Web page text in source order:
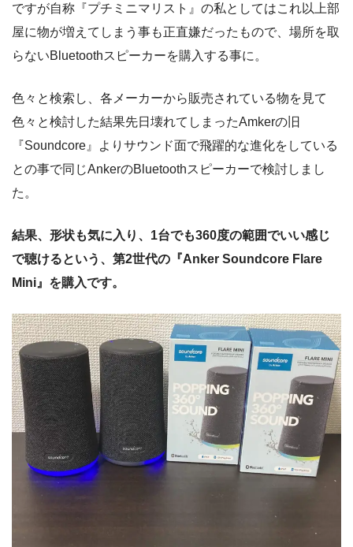
ですが自称『プチミニマリスト』の私としてはこれ以上部
屋に物が増えてしまう事も正直嫌だったもので、場所を取
らないBluetoothスピーカーを購入する事に。
色々と検索し、各メーカーから販売されている物を見て
色々と検討した結果先日壊れてしまったAmkerの旧
『Soundcore』よりサウンド面で飛躍的な進化をしている
との事で同じAnkerのBluetoothスピーカーで検討しまし
た。
結果、形状も気に入り、1台でも360度の範囲でいい感じ
で聴けるという、第2世代の『Anker Soundcore Flare
Mini』を購入です。